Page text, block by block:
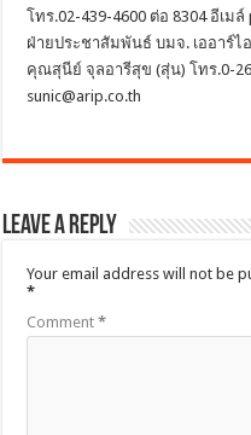
โทร.02-439-4600 ต่อ 8304 อีเม
ฝ่ายประชาสัมพันธ์ บมจ. เออาร์ไ
คุณสุนีย์ จุลอารีสุข (สุ่น) โทร.0-
sunic@arip.co.th
Leave a Reply
Your email address will not be
*
Comment*